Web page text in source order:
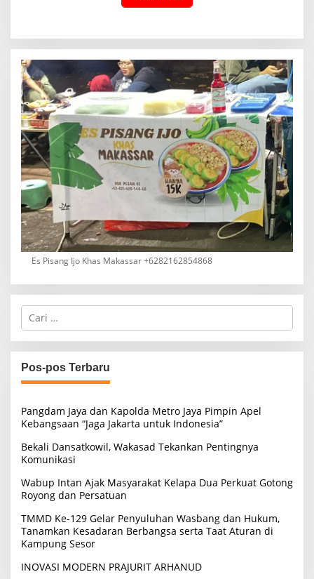
Es Pisang Ijo Khas Makassar +6282162854868
C
i
u
n
t
k
:
Pos-pos Terbaru
Pangdam Jaya dan Kapolda Metro Jaya Pimpin Apel
Kebangsaan “Jaga Jakarta untuk Indonesia”
Bekali Dansatkowil, Wakasad Tekankan Pentingnya
Komunikasi
Wabup Intan Ajak Masyarakat Kelapa Dua Perkuat Gotong
Royong dan Persatuan
TMMD Ke-129 Gelar Penyuluhan Wasbang dan Hukum,
Tanamkan Kesadaran Berbangsa serta Taat Aturan di
Kampung Sesor
INOVASI MODERN PRAJURIT ARHANUD